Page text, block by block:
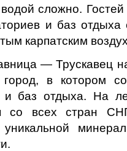
сложно.
и баз
карпатским
— Трускавец
в котором
и баз отдыха. На
со всех стран